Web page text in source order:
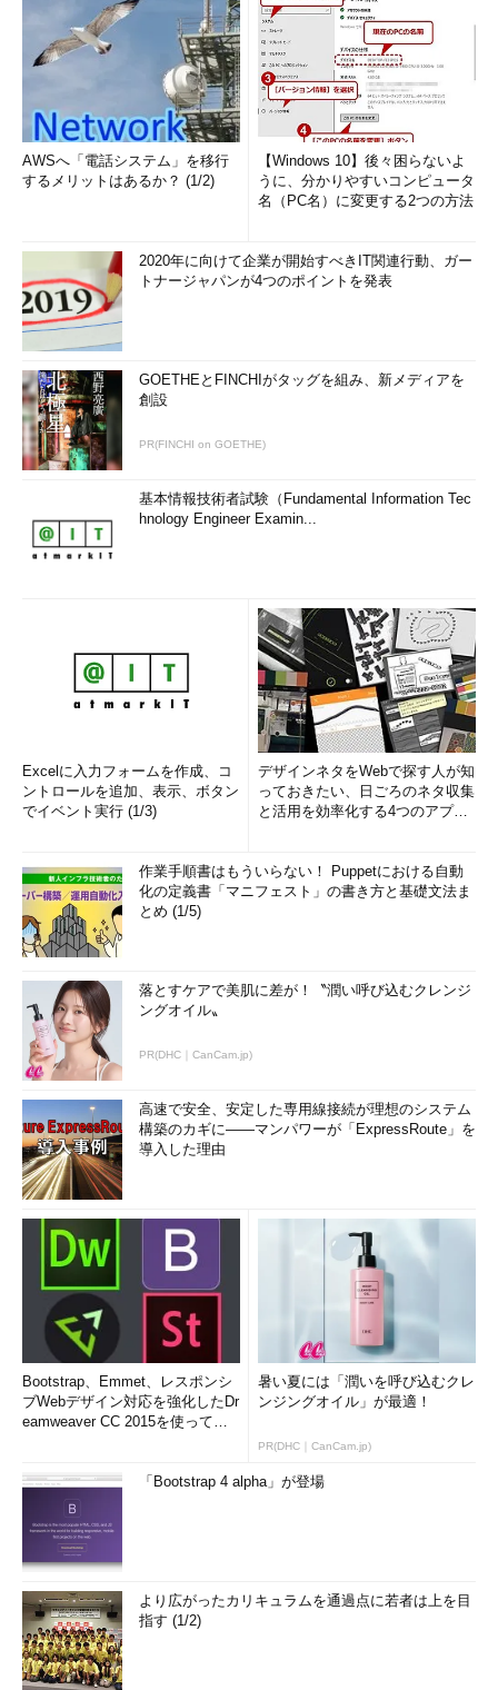
AWSへ「電話システム」を移行
するメリットはあるか？ (1/2)
【Windows 10】後々困らないよ
うに、分かりやすいコンピュータ
名（PC名）に変更する2つの方法
2020年に向けて企業が開始すべきIT関連行動、ガー
トナージャパンが4つのポイントを発表
GOETHEとFINCHIがタッグを組み、新メディアを
創設
PR(FINCHI on GOETHE)
基本情報技術者試験（Fundamental Information Tec
hnology Engineer Examin...
Excelに入力フォームを作成、コ
ントロールを追加、表示、ボタン
でイベント実行 (1/3)
デザインネタをWebで探す人が知
っておきたい、日ごろのネタ収集
と活用を効率化する4つのアプリ
作業手順書はもういらない！ Puppetにおける自動
化の定義書「マニフェスト」の書き方と基礎文法ま
とめ (1/5)
落とすケアで美肌に差が！〝潤い呼び込むクレンジ
ングオイル〟
PR(DHC｜CanCam.jp)
高速で安全、安定した専用線接続が理想のシステム
構築のカギに――マンパワーが「ExpressRoute」を
導入した理由
Bootstrap、Emmet、レスポンシ
ブWebデザイン対応を強化したDr
eamweaver CC 2015を使って
暑い夏には「潤いを呼び込むクレ
ンジングオイル」が最適！
PR(DHC｜CanCam.jp)
「Bootstrap 4 alpha」が登場
より広がったカリキュラムを通過点に若者は上を目
指す (1/2)